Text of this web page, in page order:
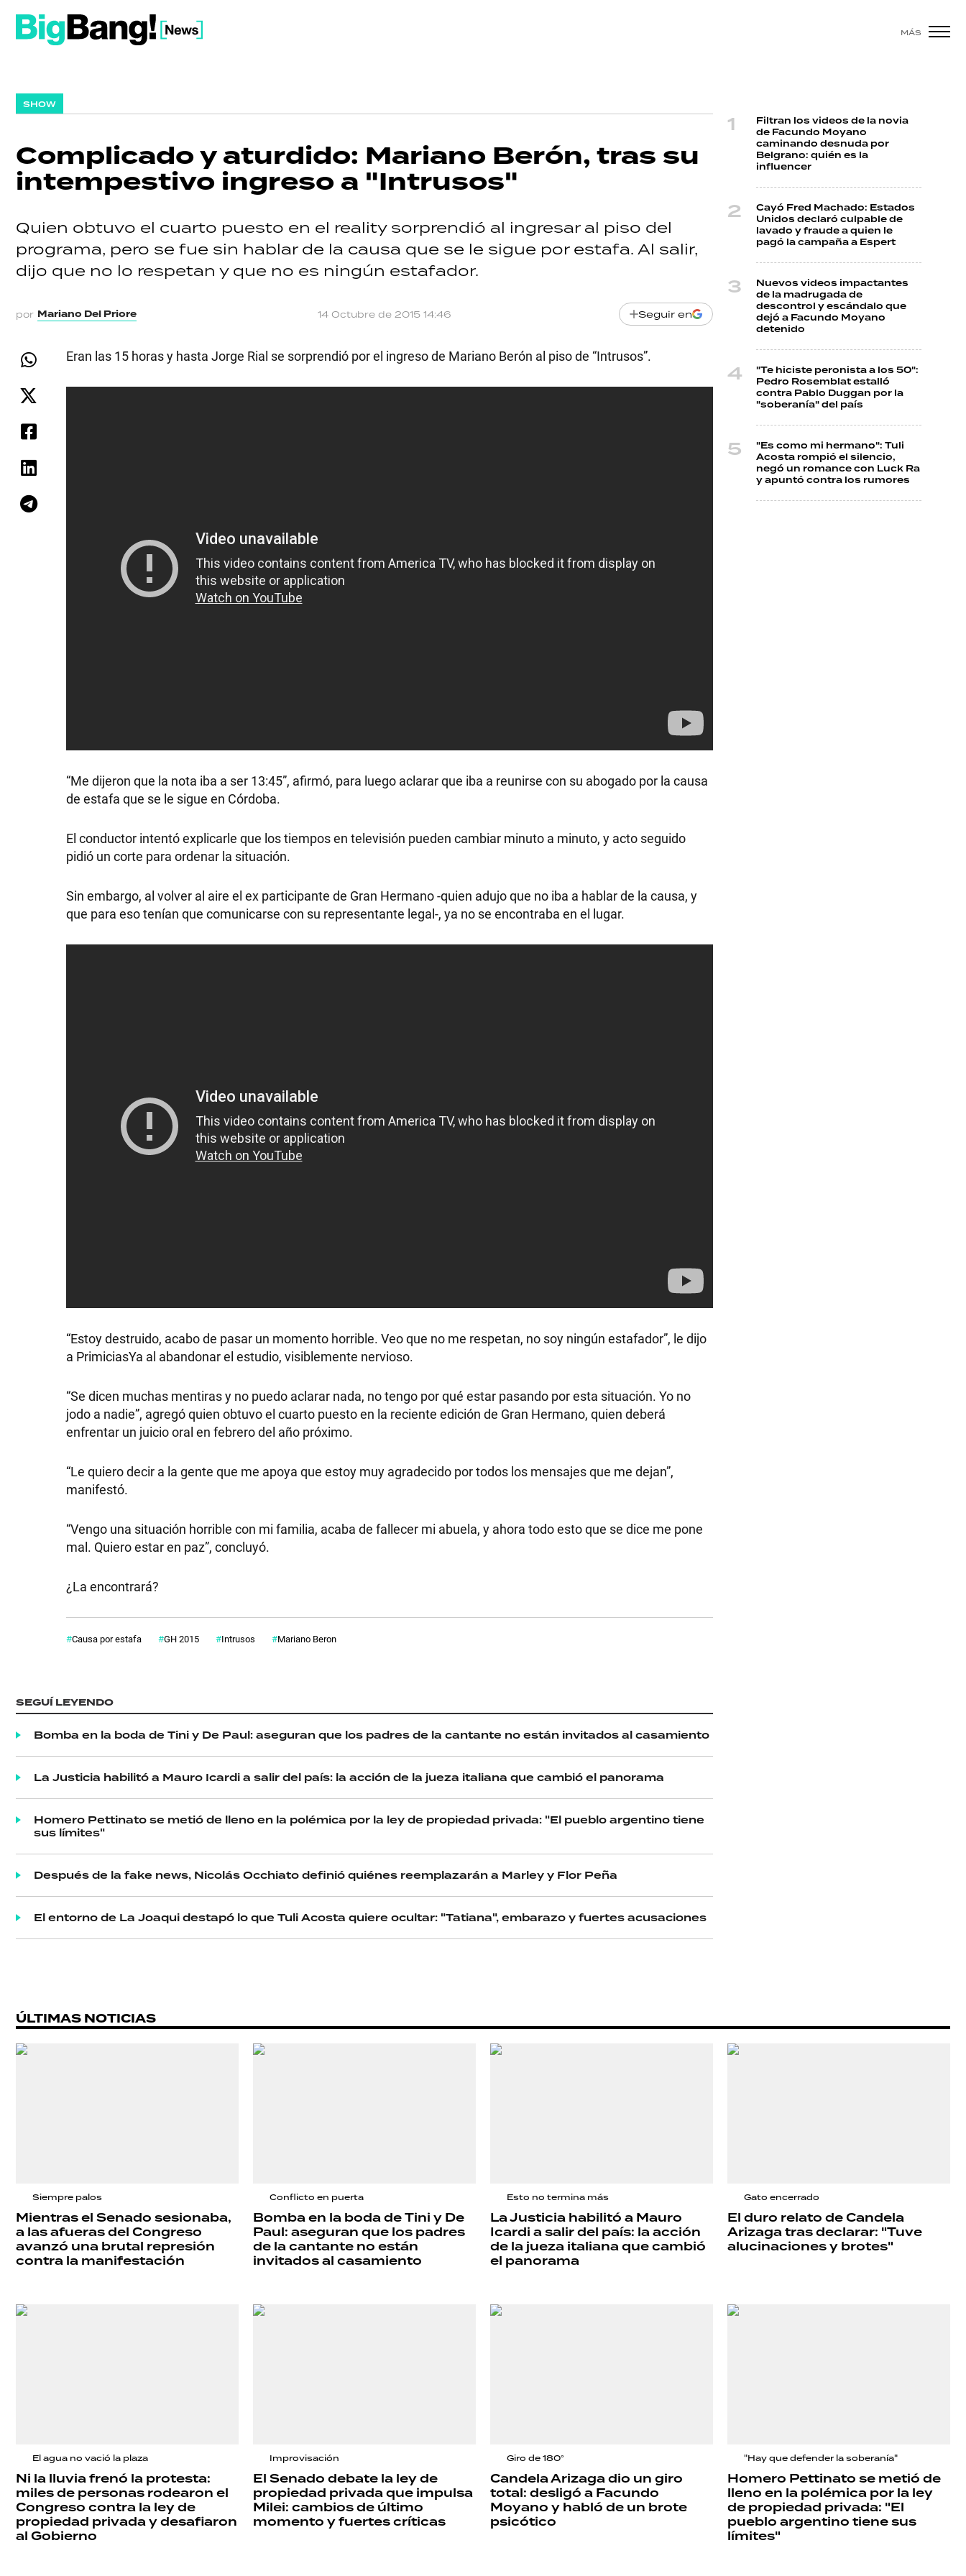
MÁS
SHOW
Complicado y aturdido: Mariano Berón, tras su
intempestivo ingreso a "Intrusos"
Quien obtuvo el cuarto puesto en el reality sorprendió al ingresar al piso del
programa, pero se fue sin hablar de la causa que se le sigue por estafa. Al salir,
dijo que no lo respetan y que no es ningún estafador.
por Mariano Del Priore 14 Octubre de 2015 14:46 Seguir en
Eran las 15 horas y hasta Jorge Rial se sorprendió por el ingreso de Mariano Berón al piso de “Intrusos”.
“Me dijeron que la nota iba a ser 13:45”, afirmó, para luego aclarar que iba a reunirse con su abogado por la causa
de estafa que se le sigue en Córdoba.
El conductor intentó explicarle que los tiempos en televisión pueden cambiar minuto a minuto, y acto seguido
pidió un corte para ordenar la situación.
Sin embargo, al volver al aire el ex participante de Gran Hermano -quien adujo que no iba a hablar de la causa, y
que para eso tenían que comunicarse con su representante legal-, ya no se encontraba en el lugar.
“Estoy destruido, acabo de pasar un momento horrible. Veo que no me respetan, no soy ningún estafador”, le dijo
a PrimiciasYa al abandonar el estudio, visiblemente nervioso.
“Se dicen muchas mentiras y no puedo aclarar nada, no tengo por qué estar pasando por esta situación. Yo no
jodo a nadie”, agregó quien obtuvo el cuarto puesto en la reciente edición de Gran Hermano, quien deberá
enfrentar un juicio oral en febrero del año próximo.
“Le quiero decir a la gente que me apoya que estoy muy agradecido por todos los mensajes que me dejan”,
manifestó.
“Vengo una situación horrible con mi familia, acaba de fallecer mi abuela, y ahora todo esto que se dice me pone
mal. Quiero estar en paz”, concluyó.
¿La encontrará?
Causa por estafa GH 2015 Intrusos Mariano Beron
SEGUÍ LEYENDO
Bomba en la boda de Tini y De Paul: aseguran que los padres de la cantante no están invitados al casamiento
La Justicia habilitó a Mauro Icardi a salir del país: la acción de la jueza italiana que cambió el panorama
Homero Pettinato se metió de lleno en la polémica por la ley de propiedad privada: "El pueblo argentino tiene
sus límites"
Después de la fake news, Nicolás Occhiato definió quiénes reemplazarán a Marley y Flor Peña
El entorno de La Joaqui destapó lo que Tuli Acosta quiere ocultar: "Tatiana", embarazo y fuertes acusaciones
Filtran los videos de la novia
de Facundo Moyano
caminando desnuda por
Belgrano: quién es la
influencer
Cayó Fred Machado: Estados
Unidos declaró culpable de
lavado y fraude a quien le
pagó la campaña a Espert
Nuevos videos impactantes
de la madrugada de
descontrol y escándalo que
dejó a Facundo Moyano
detenido
"Te hiciste peronista a los 50":
Pedro Rosemblat estalló
contra Pablo Duggan por la
"soberanía" del país
"Es como mi hermano": Tuli
Acosta rompió el silencio,
negó un romance con Luck Ra
y apuntó contra los rumores
ÚLTIMAS NOTICIAS
Siempre palos
Mientras el Senado sesionaba,
a las afueras del Congreso
avanzó una brutal represión
contra la manifestación
Conflicto en puerta
Bomba en la boda de Tini y De
Paul: aseguran que los padres
de la cantante no están
invitados al casamiento
Esto no termina más
La Justicia habilitó a Mauro
Icardi a salir del país: la acción
de la jueza italiana que cambió
el panorama
Gato encerrado
El duro relato de Candela
Arizaga tras declarar: "Tuve
alucinaciones y brotes"
El agua no vació la plaza
Ni la lluvia frenó la protesta:
miles de personas rodearon el
Congreso contra la ley de
propiedad privada y desafiaron
al Gobierno
Improvisación
El Senado debate la ley de
propiedad privada que impulsa
Milei: cambios de último
momento y fuertes críticas
Giro de 180°
Candela Arizaga dio un giro
total: desligó a Facundo
Moyano y habló de un brote
psicótico
"Hay que defender la soberanía"
Homero Pettinato se metió de
lleno en la polémica por la ley
de propiedad privada: "El
pueblo argentino tiene sus
límites"
SHOW
POLÍTICA
ACTUALIDAD
POLICIALES
ECONOMÍA
GRAN
HERMANO
DEPORTES
TECNOLOGÍA
PALABRAS